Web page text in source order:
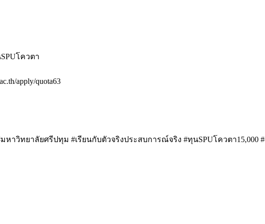
โควตา
apply/quota63
#มหาวิทยาลัยศรีปทุม #เรียนกับตัวจริงประสบการณ์จริง #ทุนSPUโควตา